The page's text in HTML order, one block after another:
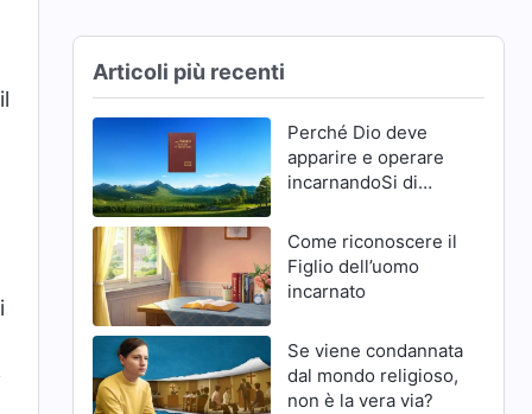
Articoli più recenti
Perché Dio deve
apparire e operare
incarnandoSi di
giorni
Come riconoscere il
Figlio dell’uomo
incarnato
Se viene condannata
dal mondo religioso,
non è la vera via?